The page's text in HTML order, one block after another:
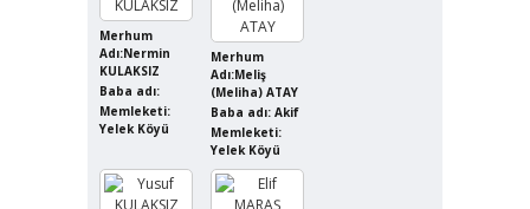
Merhum
Adı:Nermin
KULAKSIZ
Baba adı:
Memleketi:
Yelek Köyü
Merhum
Adı:Meliş
(Meliha) ATAY
Baba adı: Akif
Memleketi:
Yelek Köyü